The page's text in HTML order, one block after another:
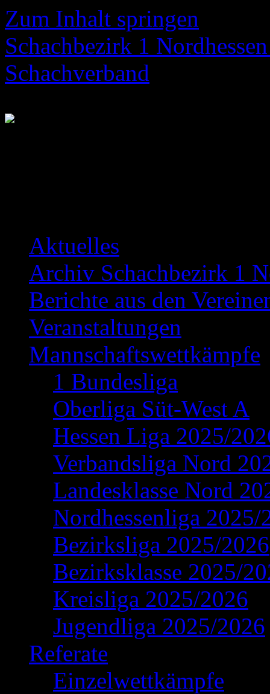
Zum Inhalt springen
Schachbezirk 1
Schachverband
Aktuelles
Archiv Schachbezirk 1
Berichte aus den
Veranstaltungen
Mannschaftswettkämpfe
1 Bundesliga
Oberliga Süt-West A
Hessen Liga 2025/
Verbandsliga Nord
Landesklasse Nord
Nordhessenliga 2025/
Bezirksliga 2025/2026
Bezirksklasse 2025/
Kreisliga 2025/2026
Jugendliga 2025/2026
Referate
Einzelwettkämpfe